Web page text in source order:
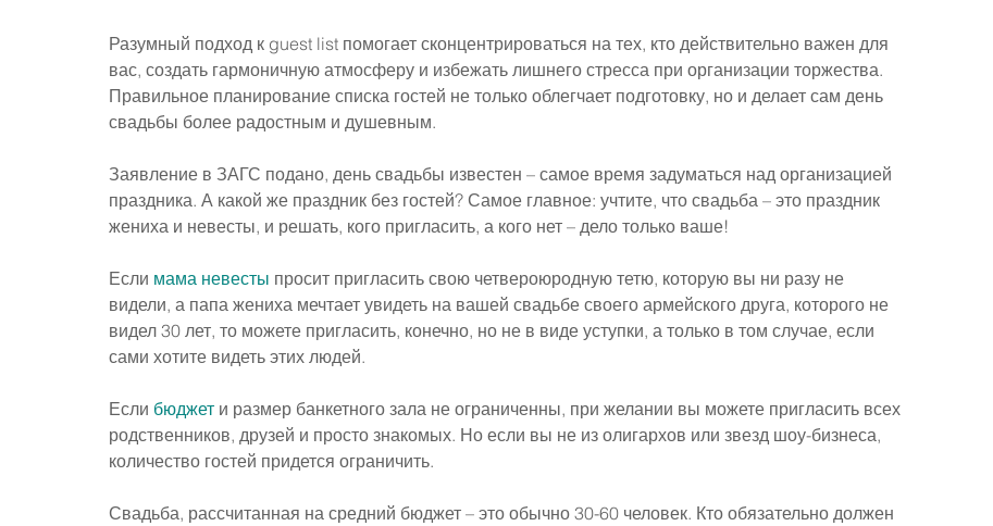
Разумный подход к guest list помогает сконцентрироваться на тех, кто действительно важен для
вас, создать гармоничную атмосферу и избежать лишнего стресса при организации торжества.
Правильное планирование списка гостей не только облегчает подготовку, но и делает сам день
свадьбы более радостным и душевным.
Заявление в ЗАГС подано, день свадьбы известен – самое время задуматься над организацией
праздника. А какой же праздник без гостей? Самое главное: учтите, что свадьба – это праздник
жениха и невесты, и решать, кого пригласить, а кого нет – дело только ваше!
Если мама невесты просит пригласить свою четвероюродную тетю, которую вы ни разу не
видели, а папа жениха мечтает увидеть на вашей свадьбе своего армейского друга, которого не
видел 30 лет, то можете пригласить, конечно, но не в виде уступки, а только в том случае, если
сами хотите видеть этих людей.
Если бюджет и размер банкетного зала не ограниченны, при желании вы можете пригласить всех
родственников, друзей и просто знакомых. Но если вы не из олигархов или звезд шоу-бизнеса,
количество гостей придется ограничить.
Свадьба, рассчитанная на средний бюджет – это обычно 30-60 человек. Кто обязательно должен